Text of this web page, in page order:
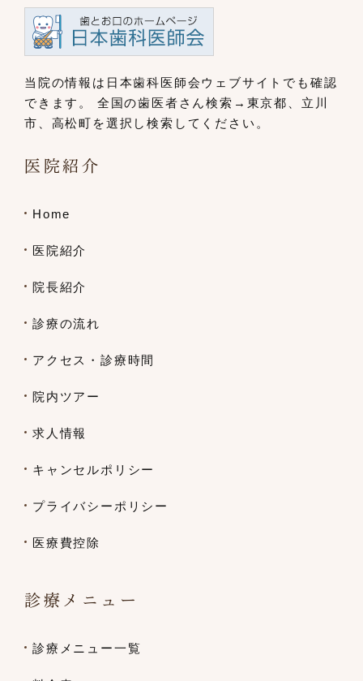
当院の情報は日本歯科医師会ウェブサイト でも確認
できます。
全国の歯医者さん検索→東京都、立川
市、 高松町を選択し検索してください。
医院紹介
Home
医院紹介
院長紹介
診療の流れ
アクセス・診療時間
院内ツアー
求人情報
キャンセルポリシー
プライバシーポリシー
医療費控除
診療メニュー
診療メニュー一覧